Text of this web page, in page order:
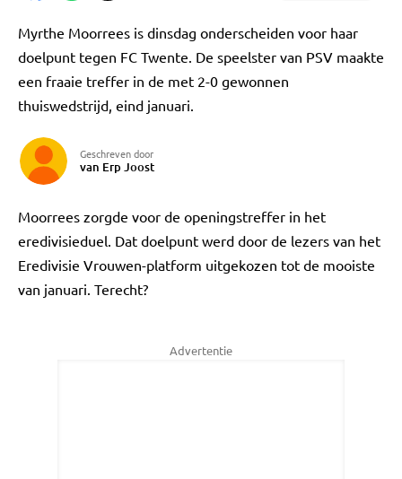
Myrthe Moorrees is dinsdag onderscheiden voor haar
doelpunt tegen FC Twente. De speelster van PSV maakte
een fraaie treffer in de met 2-0 gewonnen
thuiswedstrijd, eind januari.
Geschreven door
van Erp Joost
Moorrees zorgde voor de openingstreffer in het
eredivisieduel. Dat doelpunt werd door de lezers van het
Eredivisie Vrouwen-platform uitgekozen tot de mooiste
van januari. Terecht?
Advertentie